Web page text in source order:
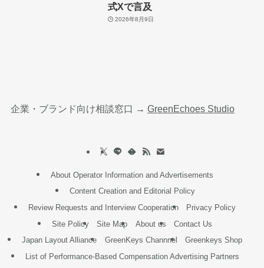
式Xで言及
2026年8月9日
企業・ブランド向け相談窓口 → GreenEchoes Studio
About Operator Information and Advertisements
Content Creation and Editorial Policy
Review Requests and Interview Cooperation
Privacy Policy
Site Policy
Site Map About us
Contact Us
Japan Layout Alliance
GreenKeys Channnel
Greenkeys Shop
List of Performance-Based Compensation Advertising Partners